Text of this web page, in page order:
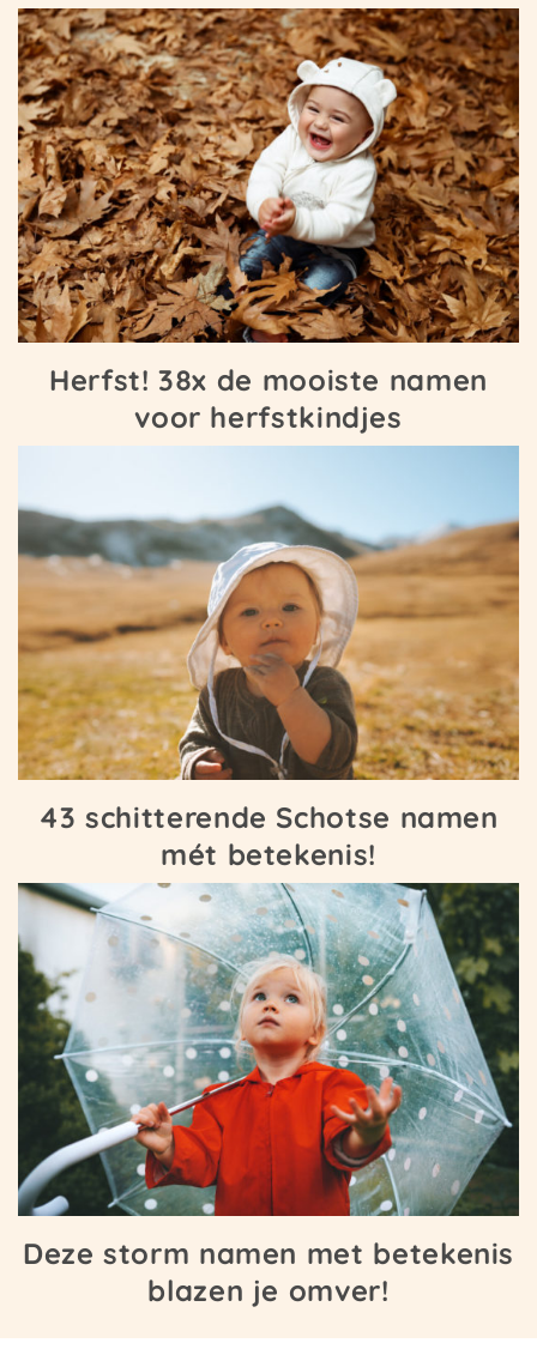
Herfst! 38x de mooiste namen
voor herfstkindjes
43 schitterende Schotse namen
mét betekenis!
Deze storm namen met betekenis
blazen je omver!